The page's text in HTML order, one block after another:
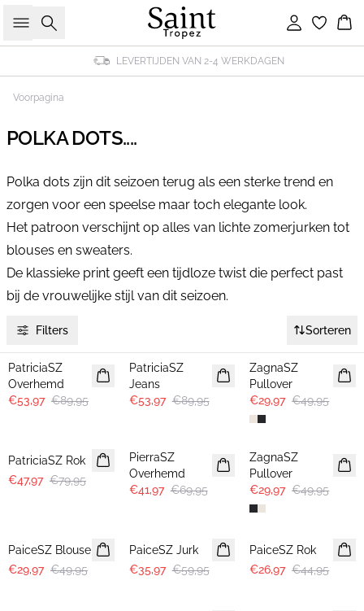
Zoeken Inloggen
LEVERTIJDEN VAN 2-4 WERKDAGEN
Voorpagina
POLKA DOTS....
Polka dots zijn dit seizoen terug als een sterke trend en
zorgen voor een speelse maar toch elegante look.
Het patroon verschijnt op alles van lichte zomerjurken tot
blouses en sweaters.
De klassieke print geeft een tijdloze twist die perfect past
bij de vrouwelijke stijl van dit seizoen.
Filters Sorteren
-40%
PatriciaSZ
Overhemd
€53,97 €89,95
PatriciaSZ
Jeans
€53,97 €89,95
ZagnaSZ
Pullover
€29,97 €49,95
PatriciaSZ Rok
€47,97 €79,95
PierraSZ
Overhemd
€41,97 €69,95
-40%
ZagnaSZ
Pullover
€29,97 €49,95
PaiceSZ Blouse
€29,97 €49,95
PaiceSZ Jurk
€35,97 €59,95
-40%
PaiceSZ Rok
€26,97 €44,95